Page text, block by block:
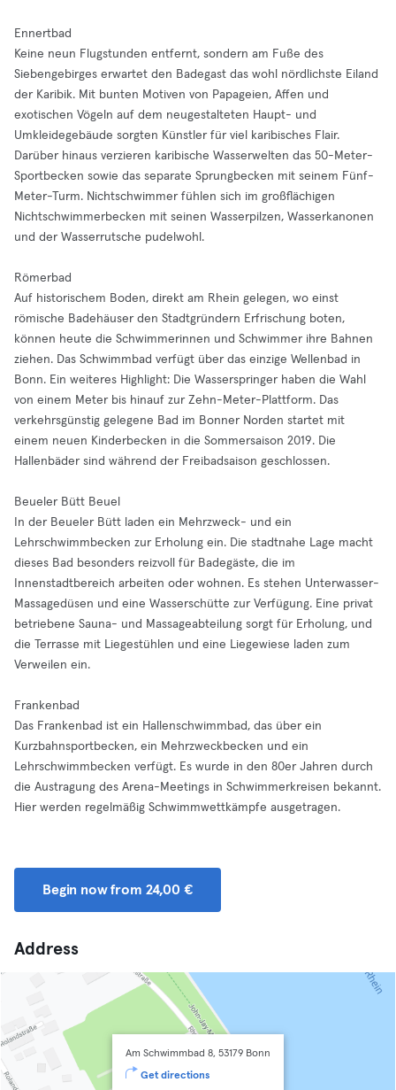
Ennertbad
Keine neun Flugstunden entfernt, sondern am Fuße des
Siebengebirges erwartet den Badegast das wohl nördlichste Eiland
der Karibik. Mit bunten Motiven von Papageien, Affen und
exotischen Vögeln auf dem neugestalteten Haupt- und
Umkleidegebäude sorgten Künstler für viel karibisches Flair.
Darüber hinaus verzieren karibische Wasserwelten das 50-Meter-
Sportbecken sowie das separate Sprungbecken mit seinem Fünf-
Meter-Turm. Nichtschwimmer fühlen sich im großflächigen
Nichtschwimmerbecken mit seinen Wasserpilzen, Wasserkanonen
und der Wasserrutsche pudelwohl.
Römerbad
Auf historischem Boden, direkt am Rhein gelegen, wo einst
römische Badehäuser den Stadtgründern Erfrischung boten,
können heute die Schwimmerinnen und Schwimmer ihre Bahnen
ziehen. Das Schwimmbad verfügt über das einzige Wellenbad in
Bonn. Ein weiteres Highlight: Die Wasserspringer haben die Wahl
von einem Meter bis hinauf zur Zehn-Meter-Plattform. Das
verkehrsgünstig gelegene Bad im Bonner Norden startet mit
einem neuen Kinderbecken in die Sommersaison 2019. Die
Hallenbäder sind während der Freibadsaison geschlossen.
Beueler Bütt Beuel
In der Beueler Bütt laden ein Mehrzweck- und ein
Lehrschwimmbecken zur Erholung ein. Die stadtnahe Lage macht
dieses Bad besonders reizvoll für Badegäste, die im
Innenstadtbereich arbeiten oder wohnen. Es stehen Unterwasser-
Massagedüsen und eine Wasserschütte zur Verfügung. Eine privat
betriebene Sauna- und Massageabteilung sorgt für Erholung, und
die Terrasse mit Liegestühlen und eine Liegewiese laden zum
Verweilen ein.
Frankenbad
Das Frankenbad ist ein Hallenschwimmbad, das über ein
Kurzbahnsportbecken, ein Mehrzweckbecken und ein
Lehrschwimmbecken verfügt. Es wurde in den 80er Jahren durch
die Austragung des Arena-Meetings in Schwimmerkreisen bekannt.
Hier werden regelmäßig Schwimmwettkämpfe ausgetragen.
Begin now from 24,00 €
Address
Am Schwimmbad 8, 53179 Bonn
Get directions